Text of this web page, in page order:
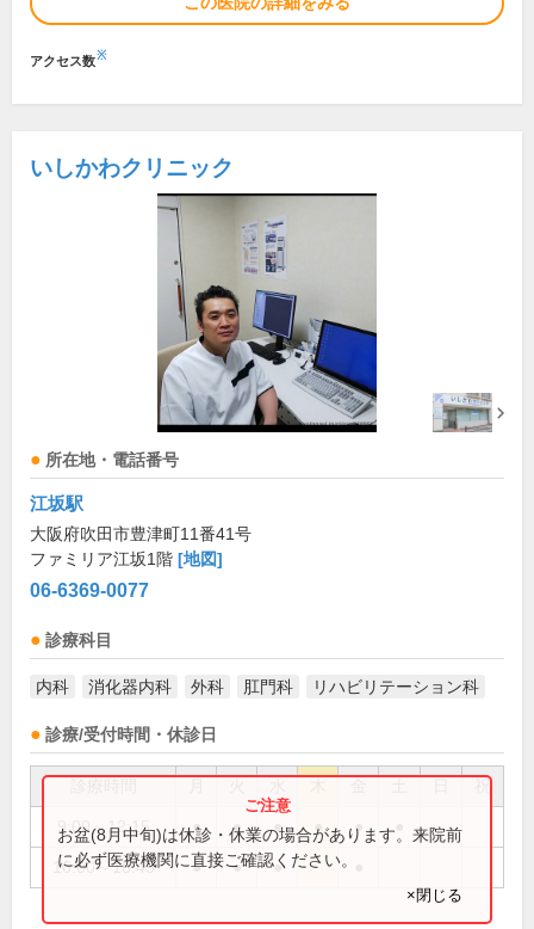
アクセス数※
いしかわクリニック
所在地・電話番号
江坂駅
大阪府吹田市豊津町11番41号
ファミリア江坂1階 [地図]
06-6369-0077
診療科目
内科 消化器内科 外科 肛門科 リハビリテーション科
診療/受付時間・休診日
祝
9:00～12:15 ● ● ● ● ●
16:00～18:45 ● ● ●
お盆(8月中旬)は休診・休業の場合があります。来院前
に必ず医療機関に直接ご確認ください。
×閉じる